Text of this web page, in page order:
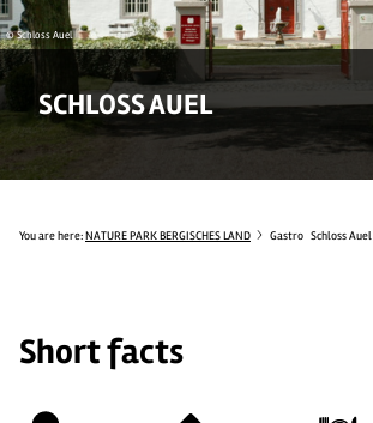
© Schloss Auel
SCHLOSS AUEL
You are here:NATURE PARK BERGISCHES LAND Gastro Schloss Auel
Short facts